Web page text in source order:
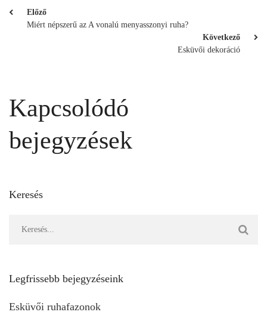
Előző
Miért népszerű az A vonalú menyasszonyi ruha?
Következő
Esküvői dekoráció
Kapcsolódó
bejegyzések
Keresés
Legfrissebb bejegyzéseink
Esküvői ruhafazonok